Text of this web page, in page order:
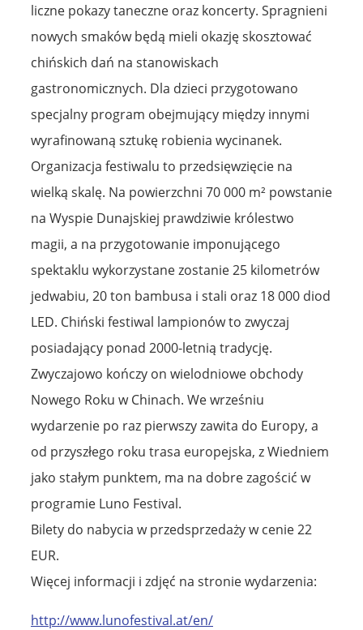
liczne pokazy taneczne oraz koncerty. Spragnieni
nowych smaków będą mieli okazję skosztować
chińskich dań na stanowiskach
gastronomicznych. Dla dzieci przygotowano
specjalny program obejmujący między innymi
wyrafinowaną sztukę robienia wycinanek.
Organizacja festiwalu to przedsięwzięcie na
wielką skalę. Na powierzchni 70 000 m² powstanie
na Wyspie Dunajskiej prawdziwie królestwo
magii, a na przygotowanie imponującego
spektaklu wykorzystane zostanie 25 kilometrów
jedwabiu, 20 ton bambusa i stali oraz 18 000 diod
LED. Chiński festiwal lampionów to zwyczaj
posiadający ponad 2000-letnią tradycję.
Zwyczajowo kończy on wielodniowe obchody
Nowego Roku w Chinach. We wrześniu
wydarzenie po raz pierwszy zawita do Europy, a
od przyszłego roku trasa europejska, z Wiedniem
jako stałym punktem, ma na dobre zagościć w
programie Luno Festival.
Bilety do nabycia w przedsprzedaży w cenie 22
EUR.
Więcej informacji i zdjęć na stronie wydarzenia:
http://www.lunofestival.at/en/